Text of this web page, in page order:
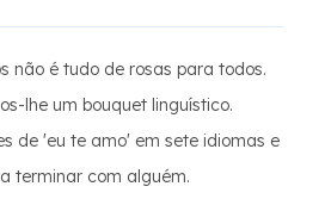
não é tudo de rosas para todos.
lhe um bouquet linguístico.
de 'eu te amo' em sete idiomas e
terminar com alguém.